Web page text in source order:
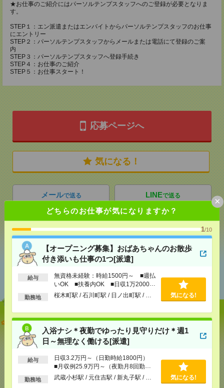
どちらのお仕事が気になりますか？
1/10
【オープニング募集】おばあちゃんのお散歩
付き添いも仕事の1つ[派遣]
給与
無資格未経験：時給1500円～ ■週払
いOK ■扶養内OK ■日収1万2000円
以上
勤務地 桜木町駅 / 石川町駅 / 日ノ出町駅 / … 気になる!
入浴ナシ＊夜勤でゆったり見守りだけ＊週1
日～無理なく働ける[派遣]
給与
日収3.2万円～（日勤時給1800円）
■月収例25.9万円～（夜勤月8回勤務
の場合）
勤務地 武蔵小杉駅 / 元住吉駅 / 新丸子駅 / … 気になる!
×
★お仕事のご紹介にはパーソルテンプスタッフへのご登録が必要となりま
す。
STEP１：エン派遣またはエンバイトからパーソルテンプスタッフのお仕事
にエントリー
STEP２：パーソルテンプスタッフからメールまたは電話にて登録のご案
内
STEP３：パーソルテンプスタッフへ登録手続き
STEP４：お仕事のご紹介
STEP５：お仕事スタート！
応募ページへ
気になる！
メールで送る LINEで送る
シェア ツイート ブックマーク
おすすめ
【オープニング募集】おばあちゃんのお散歩付き添
いも仕事の1つ[派遣]
[給 与]無資格未経験：時給1500円～ ■週払い
OK ■扶養内OK ■日収1万2000円以上
交通費全額支給
[勤務地]桜木町駅/石川町駅/日ノ出町駅/…
気になる！